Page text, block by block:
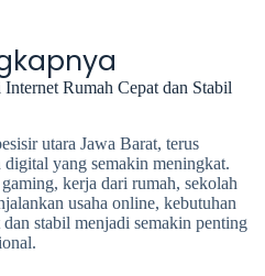
Rumah Cepat dan Stabil
utara Jawa Barat, terus
yang semakin meningkat.
kerja dari rumah, sekolah
usaha online, kebutuhan
stabil menjadi semakin penting